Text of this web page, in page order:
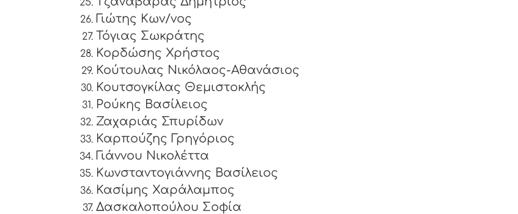
Γιώτης Κων/νος
Τόγιας Σωκράτης
Κορδώσης Χρήστος
Κούτουλας Νικόλαος-Αθανάσιος
Κουτσογκίλας Θεμιστοκλής
Ρούκης Βασίλειος
Ζαχαριάς Σπυρίδων
Καρπούζης Γρηγόριος
Γιάννου Νικολέττα
Κωνσταντογιάννης Βασίλειος
Κασίμης Χαράλαμπος
Δασκαλοπούλου Σοφία